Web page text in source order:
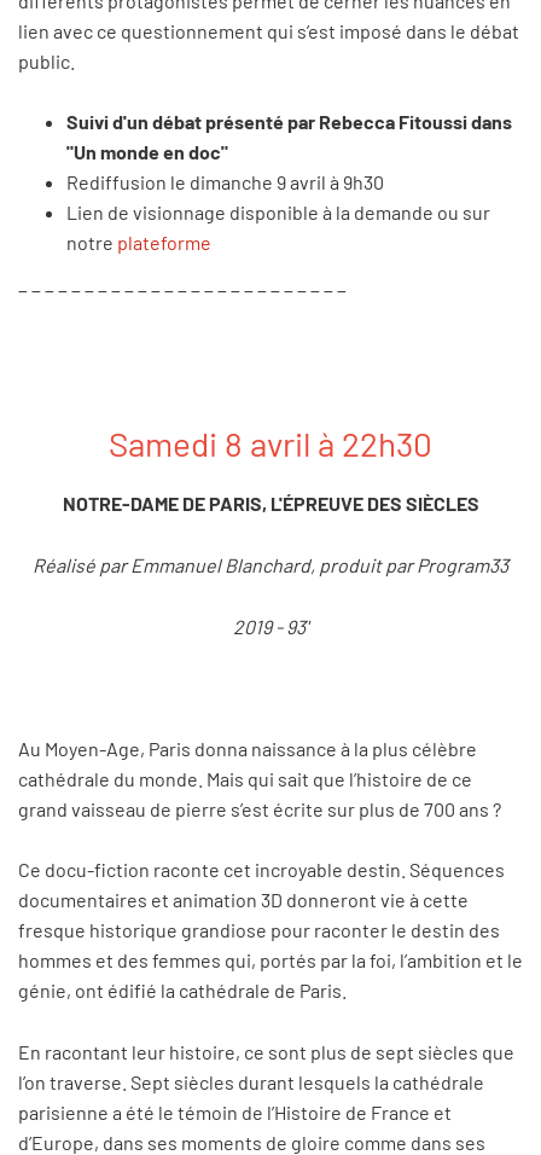
lien avec ce questionnement qui s’est imposé dans le débat
public.
Suivi d'un débat présenté par Rebecca Fitoussi dans
"Un monde en doc"
Rediffusion le dimanche 9 avril à 9h30
Lien de visionnage disponible à la demande ou sur
notre plateforme
Samedi 8 avril à 22h30
NOTRE-DAME DE PARIS, L'ÉPREUVE DES SIÈCLES
Réalisé par Emmanuel Blanchard, produit par Program33
2019 - 93'
Au Moyen-Age, Paris donna naissance à la plus célèbre
cathédrale du monde. Mais qui sait que l’histoire de ce
grand vaisseau de pierre s’est écrite sur plus de 700 ans ?
Ce docu-fiction raconte cet incroyable destin. Séquences
documentaires et animation 3D donneront vie à cette
fresque historique grandiose pour raconter le destin des
hommes et des femmes qui, portés par la foi, l’ambition et le
génie, ont édifié la cathédrale de Paris.
En racontant leur histoire, ce sont plus de sept siècles que
l’on traverse. Sept siècles durant lesquels la cathédrale
parisienne a été le témoin de l’Histoire de France et
d’Europe, dans ses moments de gloire comme dans ses